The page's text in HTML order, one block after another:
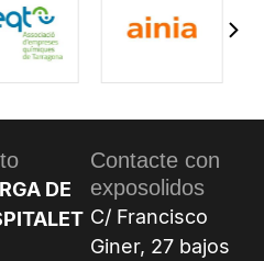
DE
Contacte con
exposolidos
C/ Francisco
Giner, 27 bajos